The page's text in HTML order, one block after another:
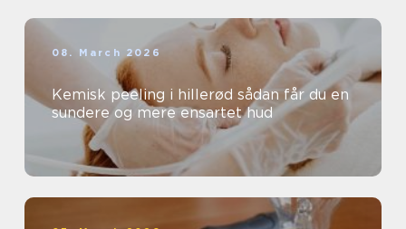
08. March 2026
Kemisk peeling i hillerød sådan får du en
sundere og mere ensartet hud